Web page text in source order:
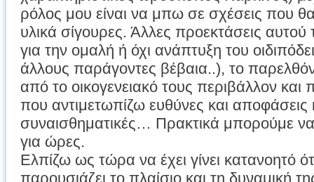
ρόλος μου είναι να μπω σε σχέσεις που θα
υλικά σίγουρες. Άλλες προεκτάσεις
για την ομαλή ή όχι ανάπτυξη του
άλλους παράγοντες βέβαια..), το
από το οικογενειακό τους περιβάλλον και
που αντιμετωπίζω ευθύνες και αποφάσεις
συναισθηματικές… Πρακτικά μπορούμε
για ώρες.
Ελπίζω ως τώρα να έχει γίνει κατανοητό
παρουσιάζει το πλαίσιο και τη δυναμική